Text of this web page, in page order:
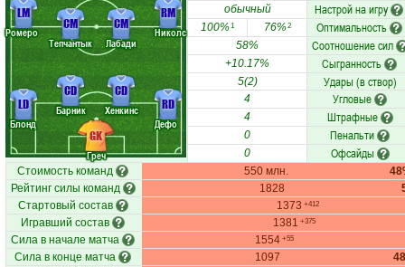
Греч
Блонд
Барник
Хенкинс
Дефо
Ромеро
Тепчантык
Лабади
Николс
GK
LD
CD
CD
RD
LM
CM CM
RM обычный Настрой на игру
100%1 76%2 Оптимальность
58% Соотношение сил
+10.17% Сыгранность
5(2) Удары (в створ)
4 Угловые
4 Штрафные
0 Пенальти
0 Офсайды
Стоимость команд 550 млн.
Рейтинг силы команд
1828
Стартовый состав
1373 +412
Игравший состав 1381 +375
Сила в начале матча 1554 +55
Сила в конце матча 1097